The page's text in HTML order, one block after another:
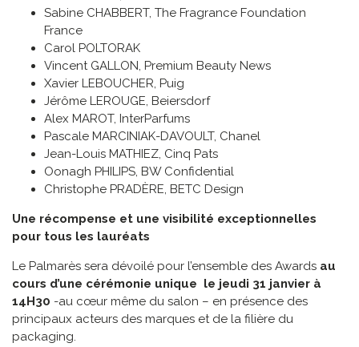
Sabine CHABBERT, The Fragrance Foundation
France
Carol POLTORAK
Vincent GALLON, Premium Beauty News
Xavier LEBOUCHER, Puig
Jérôme LEROUGE, Beiersdorf
Alex MAROT, InterParfums
Pascale MARCINIAK-DAVOULT, Chanel
Jean-Louis MATHIEZ, Cinq Pats
Oonagh PHILIPS, BW Confidential
Christophe PRADÈRE, BETC Design
Une récompense et une visibilité exceptionnelles
pour tous les lauréats
Le Palmarès sera dévoilé pour l’ensemble des Awards au
cours d’une cérémonie unique le jeudi 31 janvier à
14H30 -au cœur même du salon – en présence des
principaux acteurs des marques et de la filière du
packaging.